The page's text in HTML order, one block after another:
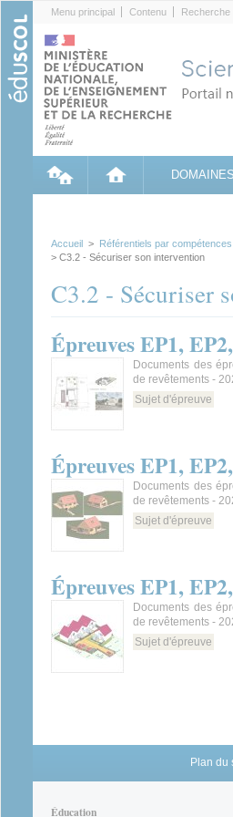
Menu principal Contenu Recherche
DOMAINES
Accueil > Référentiels par compétences
> C3.2 - Sécuriser son intervention
C3.2 - Sécuriser
Épreuves EP1,
Documents des
de revêtements -
Sujet d'épreuve
Épreuves EP1,
Documents des
de revêtements -
Sujet d'épreuve
Épreuves EP1,
Documents des
de revêtements -
Sujet d'épreuve
Plan du
Éducation